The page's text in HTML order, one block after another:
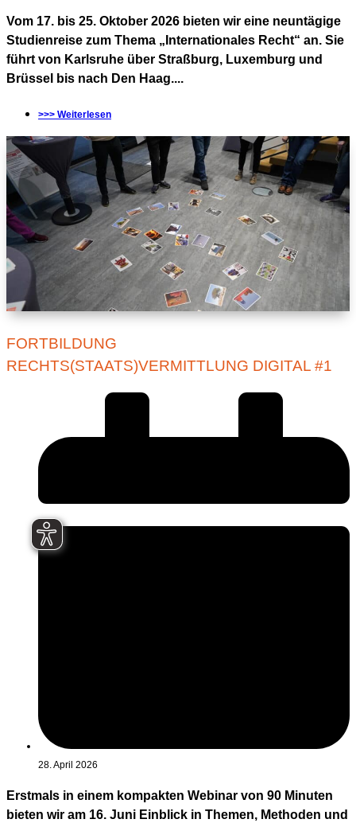
Vom 17. bis 25. Oktober 2026 bieten wir eine neuntägige
Studienreise zum Thema „Internationales Recht“ an. Sie
führt von Karlsruhe über Straßburg, Luxemburg und
Brüssel bis nach Den Haag....
>>> Weiterlesen
FORTBILDUNG
RECHTS(STAATS)VERMITTLUNG DIGITAL #1
28. April 2026
Erstmals in einem kompakten Webinar von 90 Minuten
bieten wir am 16. Juni Einblick in Themen, Methoden und